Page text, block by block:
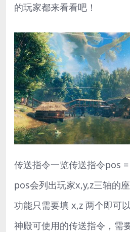
的玩家都来看看吧！
传送指令一览传送指令pos
pos会列出玩家x,y,z三轴的
功能只需要填 x,z 两个即可
神殿可使用的传送指令，需